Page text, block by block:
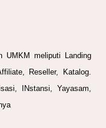
UMKM meliputi Landing
Reseller, Katalog.
INstansi, Yayasam,